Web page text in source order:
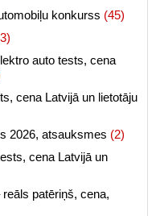
konkurss (45)
auto tests, cena
cena Latvijā un lietotāju
2026, atsauksmes (2)
cena Latvijā un
patēriņš, cena,